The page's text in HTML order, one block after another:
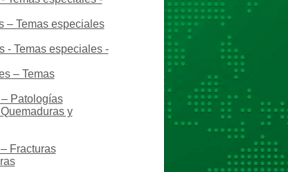
– Temas especiales
- Temas especiales -
– Temas
Patologías
y
Fracturas